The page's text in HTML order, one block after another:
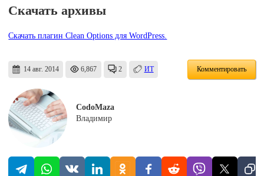
Скачать архивы
Скачать плагин Clean Options для WordPress.
14 авг. 2014 6,867 2 ИТ Комментировать
CodoMaza
Владимир